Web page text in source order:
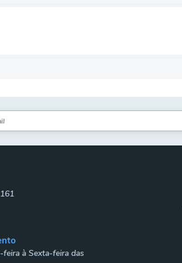
à Sexta-feira das